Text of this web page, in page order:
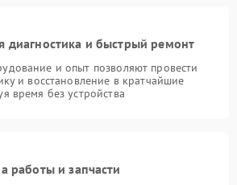
диагностика и быстрый ремонт
и опыт позволяют провести
и восстановление в кратчайшие
время без устройства
работы и запчасти